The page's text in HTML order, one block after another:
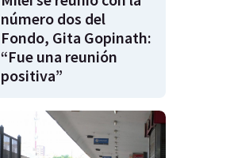
número dos del
Fondo, Gita Gopinath:
“Fue una reunión
positiva”